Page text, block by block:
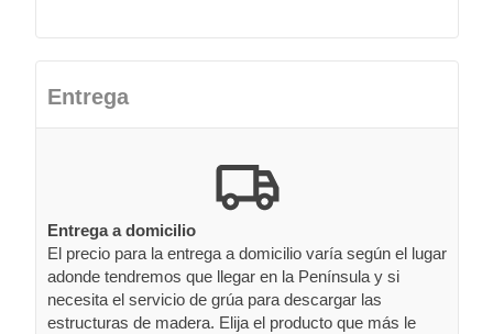
Entrega
Entrega a domicilio
El precio para la entrega a domicilio varía según el lugar
adonde tendremos que llegar en la Península y si
necesita el servicio de grúa para descargar las
estructuras de madera. Elija el producto que más le